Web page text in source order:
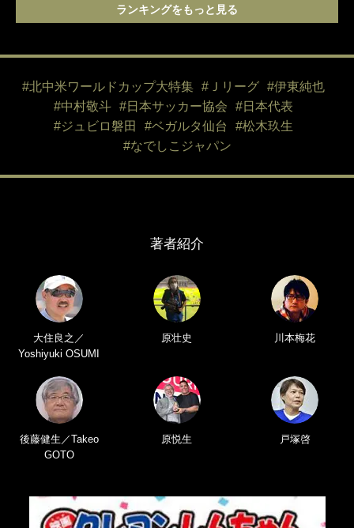
ランキングをもっと見る
#北中米ワールドカップ大特集 #Ｊリーグ
#伊東純也
#中村敬斗
#日本サッカー協会
#日本代表
#ジュビロ磐田
#ベガルタ仙台
#松木玖生
#なでしこジャパン
著者紹介
大住良之／
Yoshiyuki OSUMI
原壮史 川本梅花
後藤健生／Takeo
GOTO
原悦生 戸塚啓